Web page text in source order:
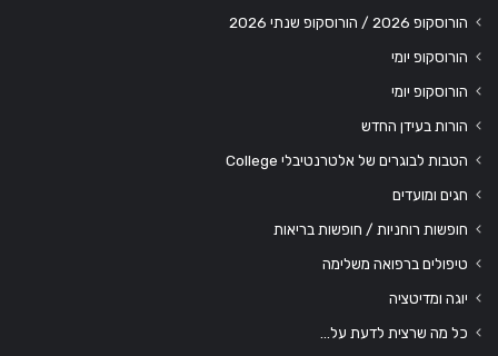
הורוסקופ 2026 / הורוסקופ שנתי 2026
הורוסקופ יומי
הורוסקופ יומי
הורות בעידן החדש
הטבות לבוגרים של אלטרנטיבלי College
חגים ומועדים
חופשות רוחניות / חופשות בריאות
טיפולים ברפואה משלימה
יוגה ומדיטציה
כל מה שרצית לדעת על…